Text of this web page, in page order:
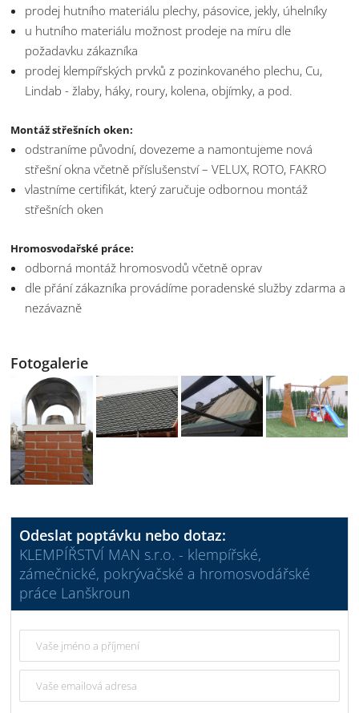
prodej hutního materiálu plechy, pásovice, jekly, úhelníky
u hutního materiálu možnost prodeje na míru dle
požadavku zákazníka
prodej klempířských prvků z pozinkovaného plechu, Cu,
Lindab - žlaby, háky, roury, kolena, objímky, a pod.
Montáž střešních oken:
odstraníme původní, dovezeme a namontujeme nová
střešní okna včetně příslušenství – VELUX, ROTO, FAKRO
vlastníme certifikát, který zaručuje odbornou montáž
střešních oken
Hromosvodařské práce:
odborná montáž hromosvodů včetně oprav
dle přání zákazníka provádíme poradenské služby zdarma a
nezávazně
Fotogalerie
Odeslat poptávku nebo dotaz:
KLEMPÍŘSTVÍ MAN s.r.o. - klempířské,
zámečnické, pokrývačské a hromosvodářské
práce Lanškroun